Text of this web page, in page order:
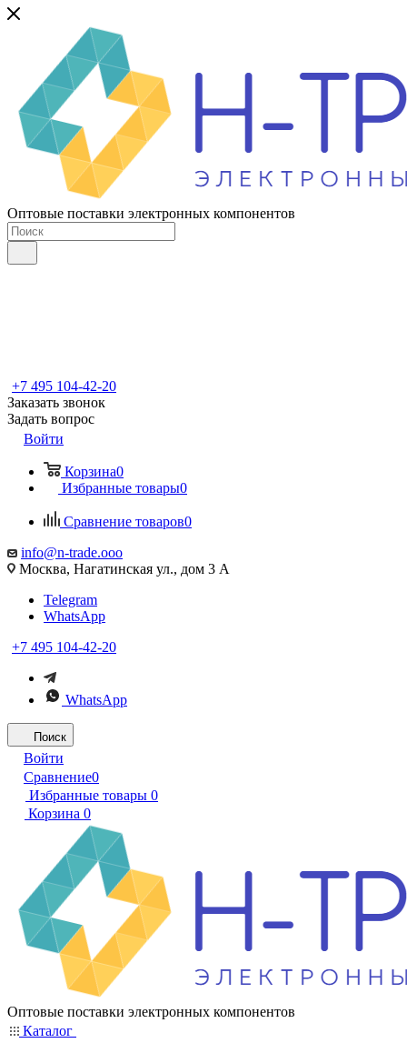
Оптовые поставки электронных компонентов
+7 495 104-42-20
Заказать звонок
Задать вопрос
Войти
Корзина0
Избранные товары0
Сравнение товаров0
info@n-trade.ooo
Москва, Нагатинская ул., дом 3 А
Telegram
WhatsApp
+7 495 104-42-20
WhatsApp
Поиск
Войти
Сравнение0
Избранные товары 0
Корзина 0
Оптовые поставки электронных компонентов
Каталог